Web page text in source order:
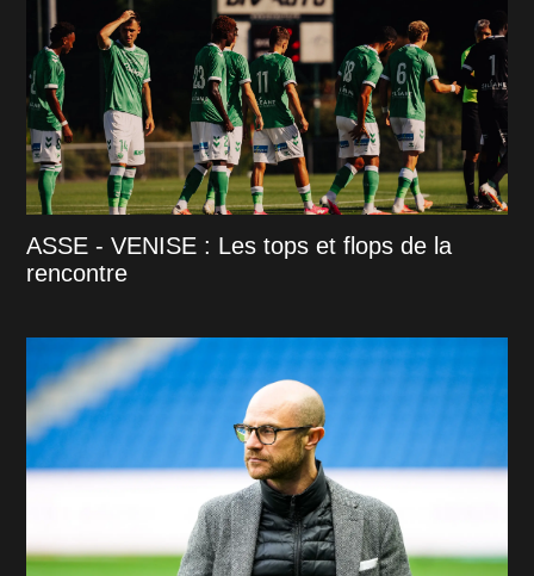
ASSE - VENISE : Les tops et flops de la
rencontre